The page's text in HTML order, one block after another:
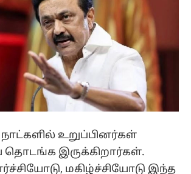
உறுப்பினர்கள்
இருக்கிறார்கள்.
மகிழ்ச்சியோடு இந்த